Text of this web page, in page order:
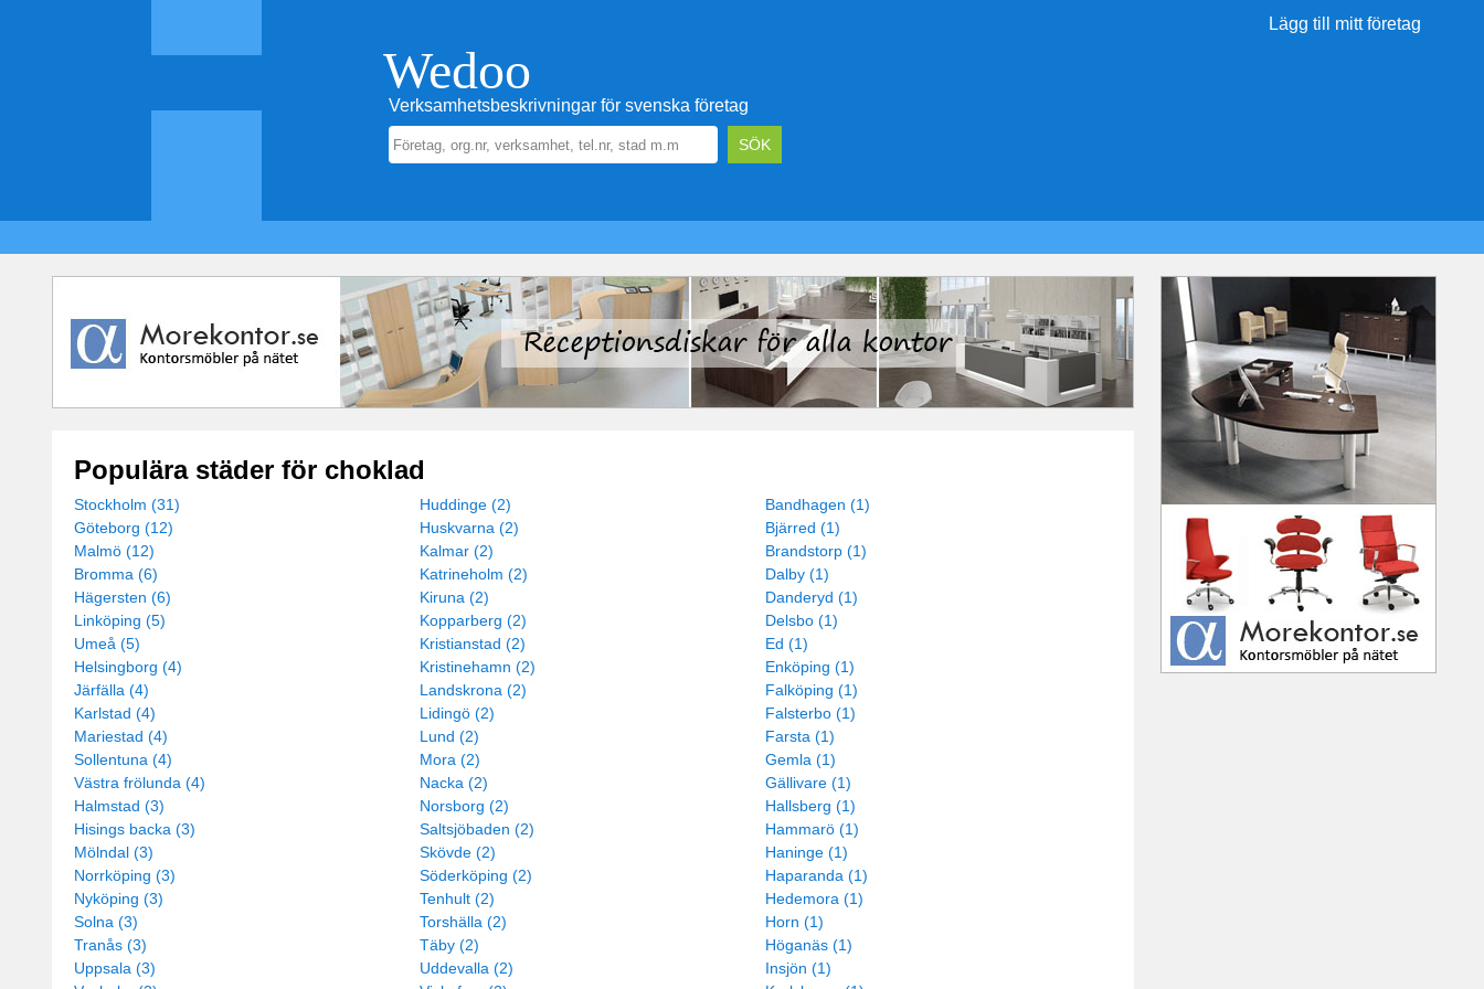
Lägg till mitt företag
Wedoo
Verksamhetsbeskrivningar för svenska företag
Populära städer för choklad
Stockholm (31)
Göteborg (12)
Malmö (12)
Bromma (6)
Hägersten (6)
Linköping (5)
Umeå (5)
Helsingborg (4)
Järfälla (4)
Karlstad (4)
Mariestad (4)
Sollentuna (4)
Västra frölunda (4)
Halmstad (3)
Hisings backa (3)
Mölndal (3)
Norrköping (3)
Nyköping (3)
Solna (3)
Tranås (3)
Uppsala (3)
Huddinge (2)
Huskvarna (2)
Kalmar (2)
Katrineholm (2)
Kiruna (2)
Kopparberg (2)
Kristianstad (2)
Kristinehamn (2)
Landskrona (2)
Lidingö (2)
Lund (2)
Mora (2)
Nacka (2)
Norsborg (2)
Saltsjöbaden (2)
Skövde (2)
Söderköping (2)
Tenhult (2)
Torshälla (2)
Täby (2)
Uddevalla (2)
Bandhagen (1)
Bjärred (1)
Brandstorp (1)
Dalby (1)
Danderyd (1)
Delsbo (1)
Ed (1)
Enköping (1)
Falköping (1)
Falsterbo (1)
Farsta (1)
Gemla (1)
Gällivare (1)
Hallsberg (1)
Hammarö (1)
Haninge (1)
Haparanda (1)
Hedemora (1)
Horn (1)
Höganäs (1)
Insjön (1)